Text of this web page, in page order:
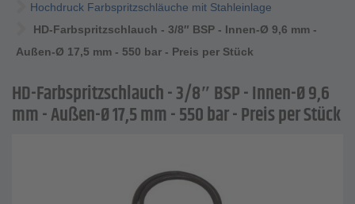
Hochdruck Farbspritzschläuche mit Stahleinlage
HD-Farbspritzschlauch - 3/8″ BSP - Innen-Ø 9,6 mm -
Außen-Ø 17,5 mm - 550 bar - Preis per Stück
HD-Farbspritzschlauch - 3/8″ BSP - Innen-Ø 9,6
mm - Außen-Ø 17,5 mm - 550 bar - Preis per Stück